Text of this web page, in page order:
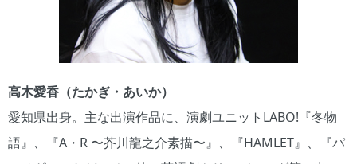
高木愛香（たかぎ・あいか）
愛知県出身。主な出演作品に、演劇ユニットLABO!『冬物
語』、『A・R 〜芥川龍之介素描〜』、『HAMLET』、『パ